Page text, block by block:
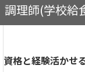
調理師(学校給
資格と経験活かせ